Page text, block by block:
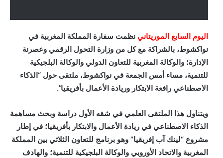
اليوم السابع الموريتاني نظمت سفارة المملكة المغربية في
نواكشوط، بالشراكة مع كل من وزارة التحول الرقمي وعصرنة
الإدارة؛ والوكالة المغربية للتعاون الدولي والوكالة البلجيكية
للتنمية، مساء أمس الجمعة في نواكشوط، ملتقى حول “الذكاء
الاصطناعي رافعة الابتكار وريادة الأعمال بأفريقيا”.
ويتناول هذا الملتقى العلمي في شقه الأول دراسة وبحث مساهمة
الذكاء الاصطناعي في ريادة الأعمال والابتكار بأفريقيا؛ في إطار
مشروع “لينك آب إفريقيا” وهو برنامج للتعاون الثلاثي بين المملكة
المغربية والاتحاد الأوروبي والوكالة البلجيكية للتنمية؛ والهادف